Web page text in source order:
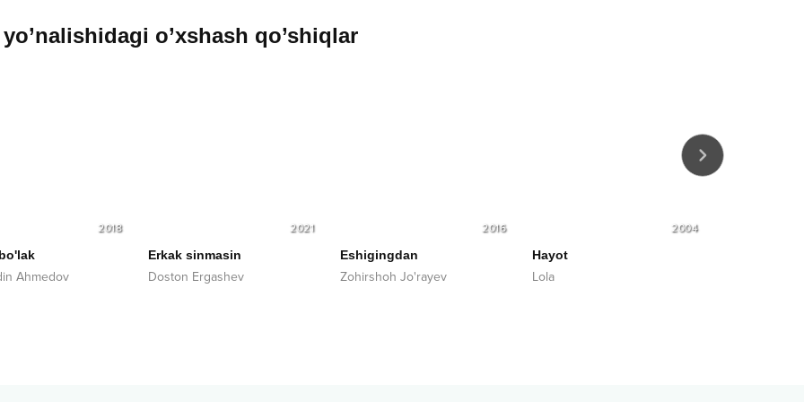
yo’nalishidagi o’xshash qo’shiqlar
2018
Ahmedov
2021
Erkak sinmasin
Doston Ergashev
2016
Eshigingdan
Zohirshoh Jo'rayev
2004
Hayot
Lola